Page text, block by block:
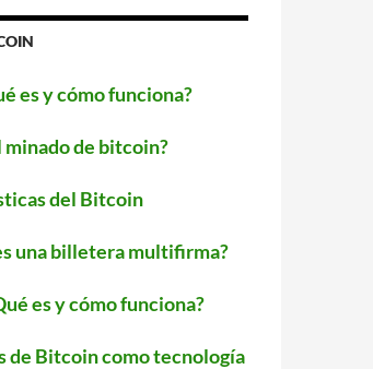
es y cómo funciona?
minado de bitcoin?
del Bitcoin
una billetera multifirma?
es y cómo funciona?
de Bitcoin como tecnología